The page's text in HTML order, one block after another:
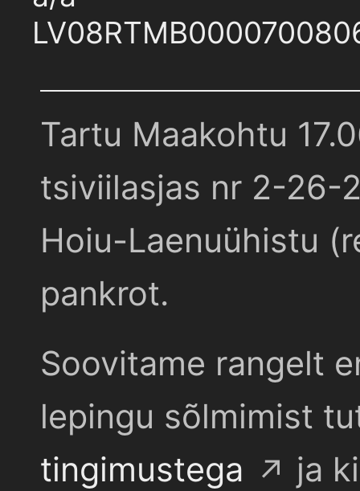
Tartu Maakohtu
tsiviilasjas nr 2-26-
Hoiu-Laenuühistu
pankrot.
Soovitame rangelt
lepingu sõlmimist
tingimustega
ja